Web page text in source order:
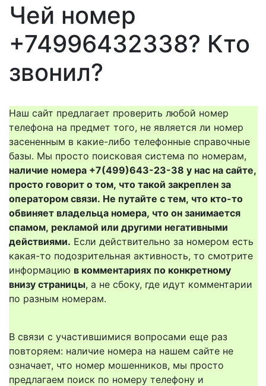
Чей номер
+74996432338? Кто
звонил?
Наш сайт предлагает проверить любой номер
телефона на предмет того, не является ли номер
засененным в какие-либо телефонные справочные
базы. Мы просто поисковая система по номерам,
наличие номера +7(499)643-23-38 у нас на сайте,
просто говорит о том, что такой закреплен за
оператором связи. Не путайте с тем, что кто-то
обвиняет владельца номера, что он занимается
спамом, рекламой или другими негативными
действиями. Если действительно за номером есть
какая-то подозрительная активность, то смотрите
информацию в комментариях по конкретному
внизу страницы, а не сбоку, где идут комментарии
по разным номерам.
В связи с участившимися вопросами еще раз
повторяем: наличие номера на нашем сайте не
означает, что номер мошенников, мы просто
предлагаем поиск по номеру телефону и